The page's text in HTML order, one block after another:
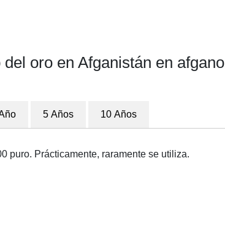
oro en Afganistán en afgano
5 Años 10 Años
puro. Prácticamente, raramente se utiliza.